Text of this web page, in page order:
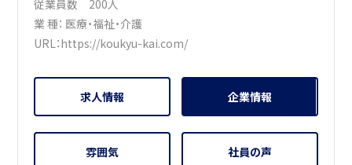
従業員数 200人
業 種： 医療・福祉・介護
URL：https://koukyu-kai.com/
求人情報 企業情報
雰囲気 社員の声